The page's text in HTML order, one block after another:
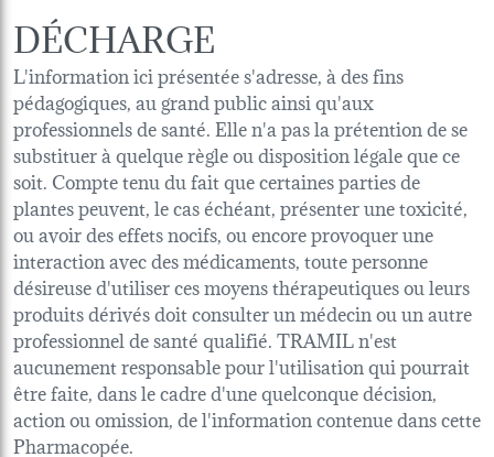
DÉCHARGE
L'information ici présentée s'adresse, à des fins
pédagogiques, au grand public ainsi qu'aux
professionnels de santé. Elle n'a pas la prétention de se
substituer à quelque règle ou disposition légale que ce
soit. Compte tenu du fait que certaines parties de
plantes peuvent, le cas échéant, présenter une toxicité,
ou avoir des effets nocifs, ou encore provoquer une
interaction avec des médicaments, toute personne
désireuse d'utiliser ces moyens thérapeutiques ou leurs
produits dérivés doit consulter un médecin ou un autre
professionnel de santé qualifié. TRAMIL n'est
aucunement responsable pour l'utilisation qui pourrait
être faite, dans le cadre d'une quelconque décision,
action ou omission, de l'information contenue dans cette
Pharmacopée.